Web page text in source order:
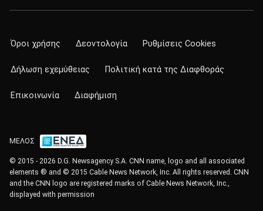
Όροι χρήσης Δεοντολογία Ρυθμίσεις Cookies
Δήλωση εχεμύθειας Πολιτική κατά της Διαφθοράς
Επικοινωνία Διαφήμιση
ΜΕΛΟΣ
© 2015 - 2026 D.G. Newsagency S.A. CNN name, logo and all associated
elements ® and © 2015 Cable News Network, Inc. All rights reserved. CNN
and the CNN logo are registered marks of Cable News Network, Inc.,
displayed with permission